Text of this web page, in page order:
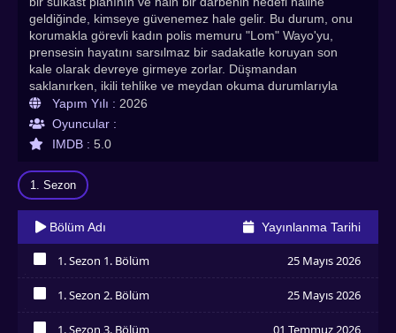
geldiğinde, kimseye güvenemez hale gelir. Bu durum, onu
korumakla görevli kadın polis memuru "Lom" Wayo'yu,
prensesin hayatını sarsılmaz bir sadakatle koruyan son
kale olarak devreye girmeye zorlar. Düşmandan
saklanırken, ikili tehlike ve meydan okuma durumlarıyla
karşı karşıya kalır; bu da onları durdurulamayacak bir
yakınlığa ve yasak duygulara sürükler. Bu sefer aşkın
imkansız olabileceğini bilmesine rağmen, Lom'un kalbi
prensesi ne pahasına olursa olsun korumasını ister.
Düşman saklandıkları yeri keşfettiğinde, son bir savaş
başlamak üzeredir.
Yapım Yılı : 2026
Oyuncular :
IMDB : 5.0
1. Sezon
Bölüm Adı Yayınlanma Tarihi
1. Sezon 1. Bölüm 25 Mayıs 2026
1. Sezon 2. Bölüm 25 Mayıs 2026
1. Sezon 3. Bölüm 01 Temmuz 2026